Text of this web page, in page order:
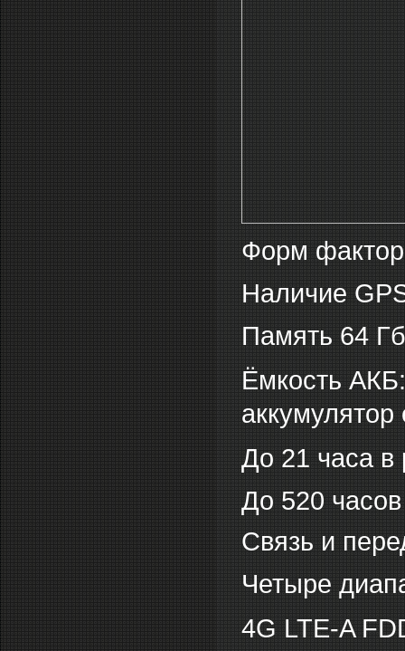
Форм
Наличие
Память 64
Ёмкость
До 21 часа в
До 520
Связь и
Четыре
4G LTE-A